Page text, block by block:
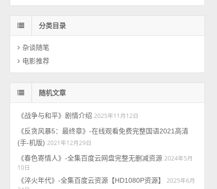
分类目录
杂谈随笔
电影推荐
随机文章
《战争与和平》剧情介绍 2025年11月12日
《反贪风暴5：最终章》-在线观看免费完整国语2021高清
(手-机版) 2021年12月29日
《春色寄情人》-全集百度云网盘完整无删减资源 2024年5月
10日
《淬火年代》-全集百度云资源【HD1080P资源】
2025年6月